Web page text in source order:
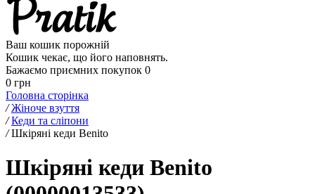
Ваш кошик порожній
Кошик чекає, що його наповнять.
Бажаємо приємних покупок 0
0 грн
Головна сторінка
/ Жіноче взуття
/ Кеди та сліпони
/ Шкіряні кеди Benito
Шкіряні кеди Benito